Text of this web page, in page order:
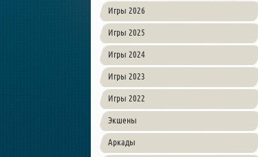
Игры 2026
Игры 2025
Игры 2024
Игры 2023
Игры 2022
Экшены
Аркады